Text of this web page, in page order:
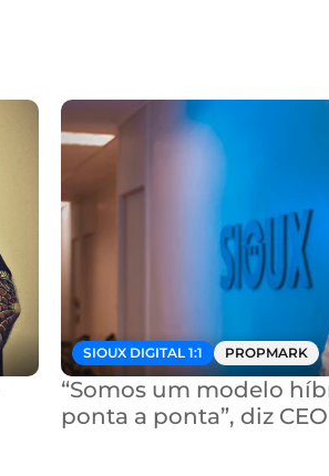
SIOUX DIGITAL 1:1 PROPMARK
“Somos um modelo
ponta a ponta”, diz